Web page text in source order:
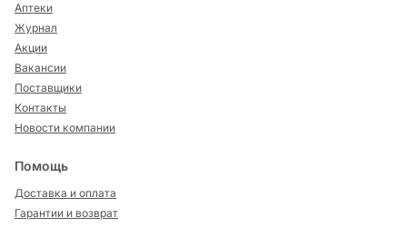
Аптеки
Журнал
Акции
Вакансии
Поставщики
Контакты
Новости компании
Помощь
Доставка и оплата
Гарантии и возврат